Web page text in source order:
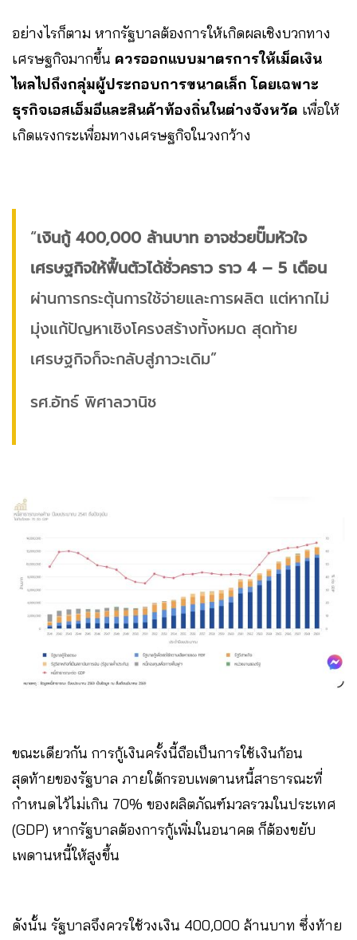
อย่างไรก็ตาม หากรัฐบาลต้องการให้เกิดผลเชิงบวกทาง
เศรษฐกิจมากขึ้น ควรออกแบบมาตรการให้เม็ดเงิน
ไหลไปถึงกลุ่มผู้ประกอบการขนาดเล็ก โดยเฉพาะ
ธุรกิจเอสเอ็มอีและสินค้าท้องถิ่นในต่างจังหวัด เพื่อให้
เกิดแรงกระเพื่อมทางเศรษฐกิจในวงกว้าง
“เงินกู้ 400,000 ล้านบาท อาจช่วยปั๊มหัวใจ
เศรษฐกิจให้ฟื้นตัวได้ชั่วคราว ราว 4 – 5 เดือน
ผ่านการกระตุ้นการใช้จ่ายและการผลิต แต่หากไม่
มุ่งแก้ปัญหาเชิงโครงสร้างทั้งหมด สุดท้าย
เศรษฐกิจก็จะกลับสู่ภาวะเดิม”
รศ.อัทธ์ พิศาลวานิช
ขณะเดียวกัน การกู้เงินครั้งนี้ถือเป็นการใช้เงินก้อน
สุดท้ายของรัฐบาล ภายใต้กรอบเพดานหนี้สาธารณะที่
กำหนดไว้ไม่เกิน 70% ของผลิตภัณฑ์มวลรวมในประเทศ
(GDP) หากรัฐบาลต้องการกู้เพิ่มในอนาคต ก็ต้องขยับ
เพดานหนี้ให้สูงขึ้น
ดังนั้น รัฐบาลจึงควรใช้วงเงิน 400,000 ล้านบาท ซึ่งท้าย